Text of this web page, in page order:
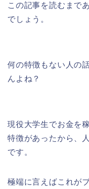
この記事を読むまで
でしょう。
何の特徴もない人の
んよね？
現役大学生でお金を
特徴があったから、
です。
極端に言えばこれが